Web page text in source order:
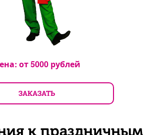
от5000 рублей
ЗАКАЗАТЬ
к праздничным